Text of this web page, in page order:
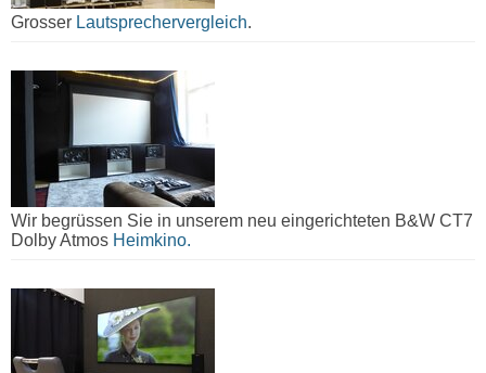
Grosser Lautsprechervergleich.
Wir begrüssen Sie in unserem neu eingerichteten B&W CT7
Dolby Atmos Heimkino.